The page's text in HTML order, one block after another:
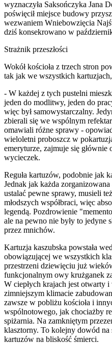
wyznaczyła Saksończyka Jana
poświęcił miejsce budowy
wezwaniem Wniebowzięcia
dziś konsekrowano w
Strażnik przeszłości
Wokół kościoła z trzech stron
tak jak we wszystkich
- W każdej z tych pustelni
jeden do modlitwy, jeden do
więc był samowystarczalny.
zbierali się we wspólnym
omawiali różne sprawy -
wieloletni proboszcz w
emeryturze, zajmuje się
wycieczek.
Reguła kartuzów, podobnie jak
Jednak jak każda
ustalać pewne sprawy, musieli
młodszych współbraci, więc
legendą. Pozdrowienie
ale na pewno nie były to jedyne
przez mnichów.
Kartuzja kaszubska powstała
obowiązującej we wszystkich
przestrzeni dziewięciu już
funkcjonalnym owy krużganek
W ciepłych krajach jest otwarty
zimniejszym klimacie
zawsze w pobliżu kościoła i
wspólnotowego, jak chociażby
spiżarnia. Na zamkniętym
klasztorny. To kolejny dowód na
kartuzów na bliskość śmierci.